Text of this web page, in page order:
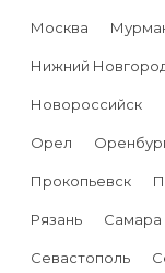
Москва
Нижний
Новороссийск
Орел
Прокопьевск
Рязань Самара
Севастополь